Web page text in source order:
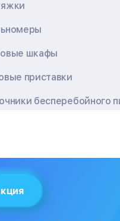
шкафы
приставки
бесперебойного
плиты